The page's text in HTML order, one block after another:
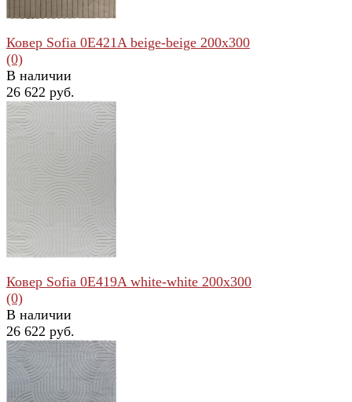
избранное сравнить
Ковер Sofia 0E421A beige-beige 200x300
(0)
В наличии
26 622 руб.
Ковер Sofia 0E419A white-white 200x300
(0)
В наличии
26 622 руб.